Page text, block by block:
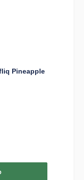
Pineapple